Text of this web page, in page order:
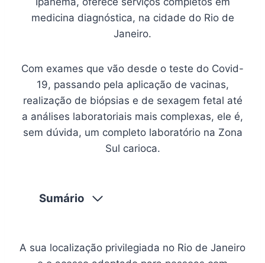
medicina diagnóstica, na cidade do Rio de
Janeiro.
Com exames que vão desde o teste do Covid-
19, passando pela aplicação de vacinas,
realização de biópsias e de sexagem fetal até
a análises laboratoriais mais complexas, ele é,
sem dúvida, um completo laboratório na Zona
Sul carioca.
Sumário
A sua localização privilegiada no Rio de Janeiro